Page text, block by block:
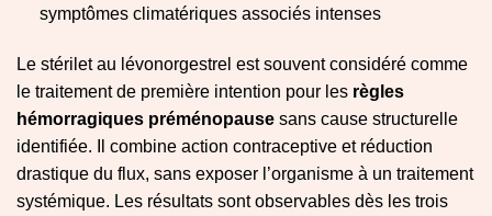
symptômes climatériques associés intenses
Le stérilet au lévonorgestrel est souvent considéré comme
le traitement de première intention pour les règles
hémorragiques préménopause sans cause structurelle
identifiée. Il combine action contraceptive et réduction
drastique du flux, sans exposer l’organisme à un traitement
systémique. Les résultats sont observables dès les trois